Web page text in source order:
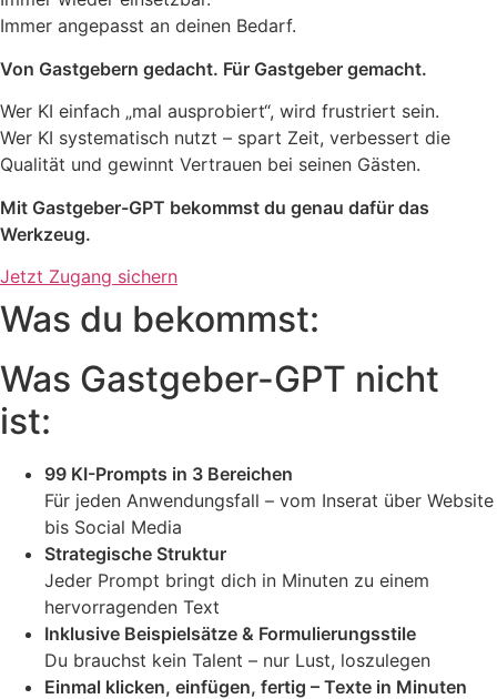
Immer angepasst an deinen Bedarf.
Von Gastgebern gedacht. Für Gastgeber gemacht.
Wer KI einfach „mal ausprobiert“, wird frustriert sein.
Wer KI systematisch nutzt – spart Zeit, verbessert die
Qualität und gewinnt Vertrauen bei seinen Gästen.
Mit Gastgeber-GPT bekommst du genau dafür das
Werkzeug.
Jetzt Zugang sichern
Was du bekommst:
Was Gastgeber-GPT nicht
ist:
99 KI-Prompts in 3 Bereichen
Für jeden Anwendungsfall – vom Inserat über Website
bis Social Media
Strategische Struktur
Jeder Prompt bringt dich in Minuten zu einem
hervorragenden Text
Inklusive Beispielsätze & Formulierungsstile
Du brauchst kein Talent – nur Lust, loszulegen
Einmal klicken, einfügen, fertig – Texte in Minuten